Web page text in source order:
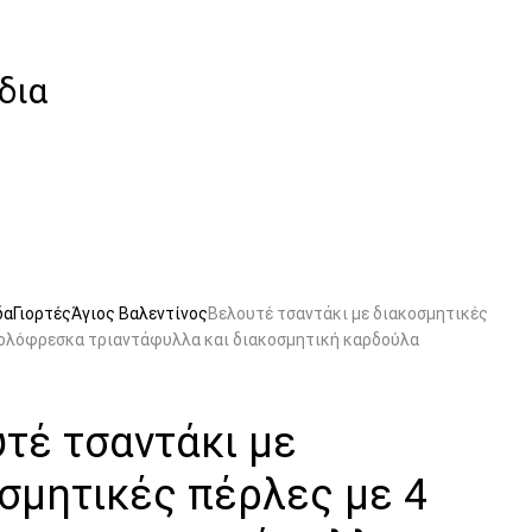
ΓιορτέςΆγιος ΒαλεντίνοςΒελουτέ τσαντάκι με διακοσμητικές
τριαντάφυλλα και διακοσμητική καρδούλα
τσαντάκι με
πέρλες με 4